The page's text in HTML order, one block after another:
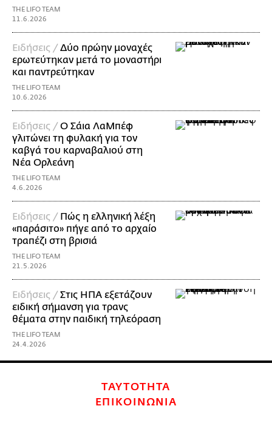
THE LIFO TEAM
11.6.2026
Ειδήσεις /Δύο πρώην μοναχές
ερωτεύτηκαν μετά το μοναστήρι
και παντρεύτηκαν
THE LIFO TEAM
10.6.2026
Ειδήσεις /Ο Σάια ΛαΜπέφ
γλιτώνει τη φυλακή για τον
καβγά του καρναβαλιού στη
Νέα Ορλεάνη
THE LIFO TEAM
4.6.2026
Ειδήσεις / Πώς η ελληνική λέξη
«παράσιτο» πήγε από το αρχαίο
τραπέζι στη βρισιά
THE LIFO TEAM
21.5.2026
Ειδήσεις /Στις ΗΠΑ εξετάζουν
ειδική σήμανση για τρανς
θέματα στην παιδική τηλεόραση
THE LIFO TEAM
24.4.2026
ΤΑΥΤΟΤΗΤΑ
ΕΠΙΚΟΙΝΩΝΙΑ